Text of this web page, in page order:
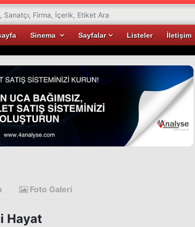
Sinema Sayfalar Listeler İletişim
Foto Galeri
Hayat